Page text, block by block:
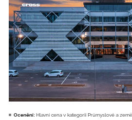
Ocenění: Hlavní cena v kategorii Průmyslové a